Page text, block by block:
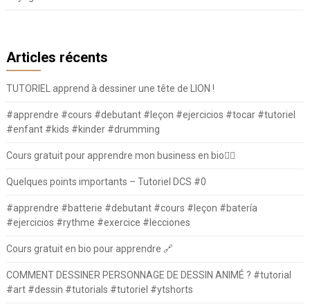
Articles récents
TUTORIEL apprend à dessiner une tête de LION !
#apprendre #cours #debutant #leçon #ejercicios #tocar #tutoriel
#enfant #kids #kinder #drumming
Cours gratuit pour apprendre mon business en bio⛓️‍💥
Quelques points importants – Tutoriel DCS #0
#apprendre #batterie #debutant #cours #leçon #batería
#ejercicios #rythme #exercice #lecciones
Cours gratuit en bio pour apprendre 🔗
COMMENT DESSINER PERSONNAGE DE DESSIN ANIMÉ ? #tutorial
#art #dessin #tutorials #tutoriel #ytshorts